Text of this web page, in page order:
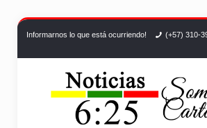
Informarnos lo que está ocurriendo! (+57) 310-